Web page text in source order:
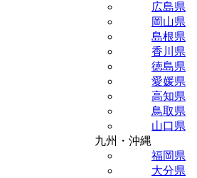
広島県
岡山県
島根県
香川県
徳島県
愛媛県
高知県
鳥取県
山口県
九州・沖縄
福岡県
大分県